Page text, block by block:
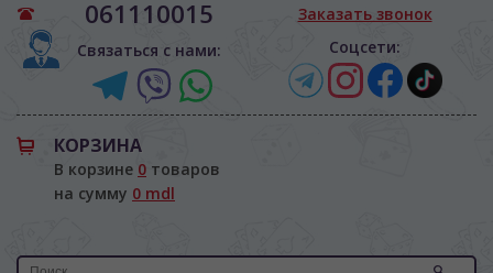
061110015
Связаться с нами:
Заказать звонок
Соцсети:
КОРЗИНА
В корзине 0 товаров
на сумму 0 mdl